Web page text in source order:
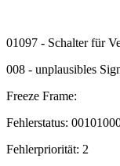
01097 - Schalter für
008 - unplausibles
Freeze Frame:
Fehlerstatus:
Fehlerpriorität: 2